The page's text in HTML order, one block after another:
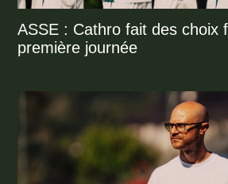
ASSE : Cathro fait des choix
première journée